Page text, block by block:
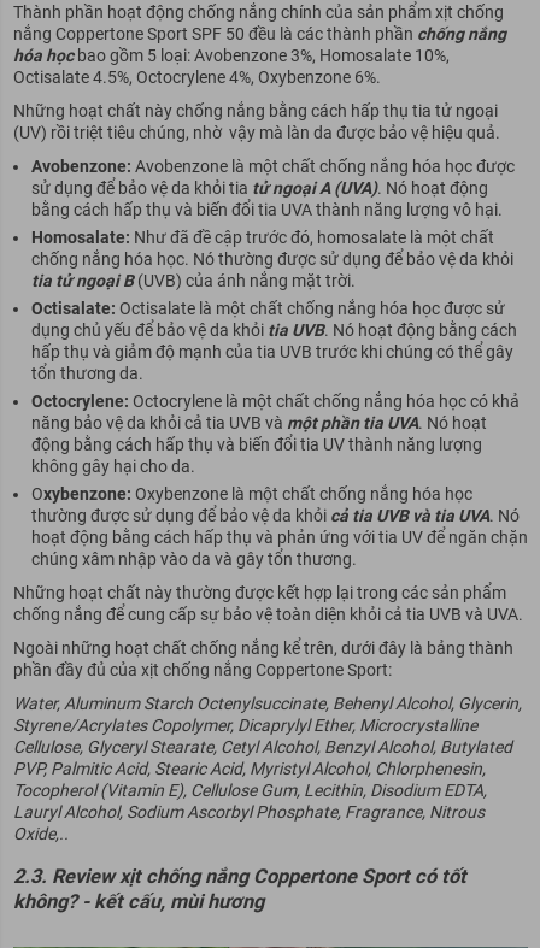
Thành phần hoạt động chống nắng chính của sản phẩm xịt chống
nắng Coppertone Sport SPF 50 đều là các thành phần chống nắng
hóa họcbao gồm 5 loại: Avobenzone 3%, Homosalate 10%,
Octisalate 4.5%, Octocrylene 4%, Oxybenzone 6%.
Những hoạt chất này chống nắng bằng cách hấp thụ tia tử ngoại
(UV) rồi triệt tiêu chúng, nhờ vậy mà làn da được bảo vệ hiệu quả.
Avobenzone: Avobenzone là một chất chống nắng hóa học được
sử dụng để bảo vệ da khỏi tia tử ngoại A (UVA). Nó hoạt động
bằng cách hấp thụ và biến đổi tia UVA thành năng lượng vô hại.
Homosalate: Như đã đề cập trước đó, homosalate là một chất
chống nắng hóa học. Nó thường được sử dụng để bảo vệ da khỏi
tia tử ngoại B(UVB) của ánh nắng mặt trời.
Octisalate: Octisalate là một chất chống nắng hóa học được sử
dụng chủ yếu để bảo vệ da khỏi tia UVB. Nó hoạt động bằng cách
hấp thụ và giảm độ mạnh của tia UVB trước khi chúng có thể gây
tổn thương da.
Octocrylene: Octocrylene là một chất chống nắng hóa học có khả
năng bảo vệ da khỏi cả tia UVB và một phần tia UVA. Nó hoạt
động bằng cách hấp thụ và biến đổi tia UV thành năng lượng
không gây hại cho da.
Oxybenzone: Oxybenzone là một chất chống nắng hóa học
thường được sử dụng để bảo vệ da khỏi cả tia UVB và tia UVA. Nó
hoạt động bằng cách hấp thụ và phản ứng với tia UV để ngăn chặn
chúng xâm nhập vào da và gây tổn thương.
Những hoạt chất này thường được kết hợp lại trong các sản phẩm
chống nắng để cung cấp sự bảo vệ toàn diện khỏi cả tia UVB và UVA.
Ngoài những hoạt chất chống nắng kể trên, dưới đây là bảng thành
phần đầy đủ của xịt chống nắng Coppertone Sport:
Water, Aluminum Starch Octenylsuccinate, Behenyl Alcohol, Glycerin,
Styrene/Acrylates Copolymer, Dicaprylyl Ether, Microcrystalline
Cellulose, Glyceryl Stearate, Cetyl Alcohol, Benzyl Alcohol, Butylated
PVP, Palmitic Acid, Stearic Acid, Myristyl Alcohol, Chlorphenesin,
Tocopherol (Vitamin E), Cellulose Gum, Lecithin, Disodium EDTA,
Lauryl Alcohol, Sodium Ascorbyl Phosphate, Fragrance, Nitrous
Oxide,..
2.3. Review xịt chống nắng Coppertone Sport có tốt
không? - kết cấu, mùi hương